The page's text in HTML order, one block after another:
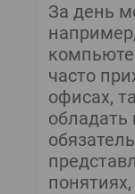
За день
часто
офисах,